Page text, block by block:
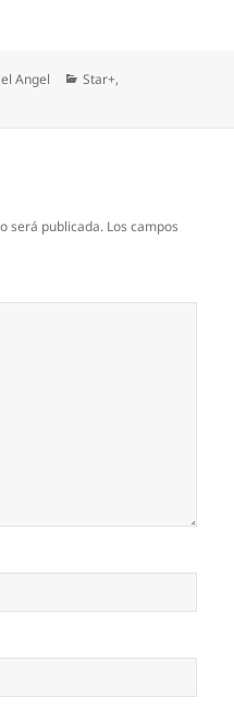
Angel Categorías
Star+,
será publicada. Los campos